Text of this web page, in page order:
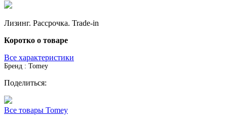
Лизинг. Рассрочка. Trade-in
Коротко о товаре
Все характеристики
Бренд : Tomey
Поделиться:
Все товары Tomey